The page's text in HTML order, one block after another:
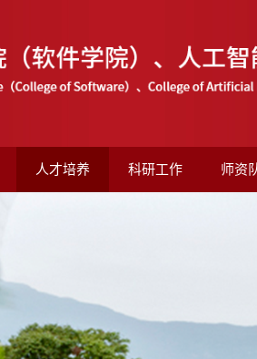
人才培养 科研工作 师资